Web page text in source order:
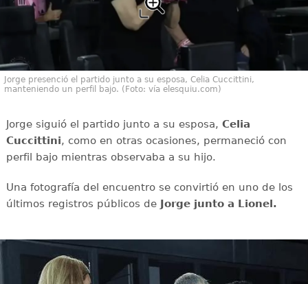
Jorge presenció el partido junto a su esposa, Celia Cuccittini,
manteniendo un perfil bajo. (Foto: vía elesquiu.com)
Jorge siguió el partido junto a su esposa, Celia
Cuccittini, como en otras ocasiones, permaneció con
perfil bajo mientras observaba a su hijo.
Una fotografía del encuentro se convirtió en uno de los
últimos registros públicos de Jorge junto a Lionel.